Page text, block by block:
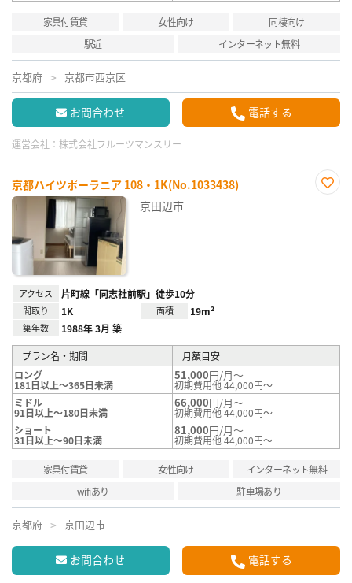
家具付賃貸 女性向け
同棲向け
駅近
インターネット無料
京都府 京都市西京区
お問合わせ 電話する
運営会社： 株式会社フルーツマンスリー
京都ハイツポーラニア 108・1K(No.1033438)
京田辺市
アクセス 片町線「同志社前駅」徒歩10分
間取り 1K 面積 19m²
築年数 1988年 3月 築
プラン名・期間
月額目安
ロング
181日以上～365日未満
51,000円/月～
初期費用他 44,000円～
ミドル
91日以上～180日未満
66,000円/月～
初期費用他 44,000円～
ショート
31日以上～90日未満
81,000円/月～
初期費用他 44,000円～
家具付賃貸 女性向け
インターネット無料
wifiあり
駐車場あり
京都府 京田辺市
お問合わせ 電話する